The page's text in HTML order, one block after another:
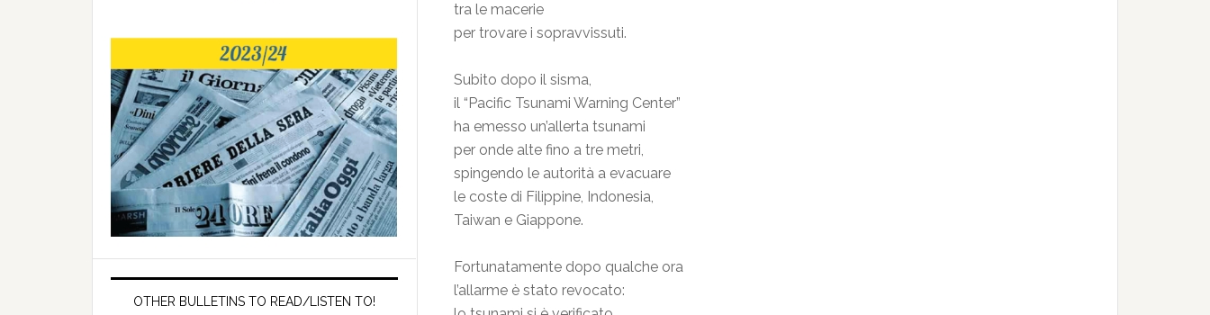
tra le macerie
per trovare i sopravvissuti.
Subito dopo il sisma,
il “Pacific Tsunami Warning Center”
ha emesso un’allerta tsunami
per onde alte fino a tre metri,
spingendo le autorità a evacuare
le coste di Filippine, Indonesia,
Taiwan e Giappone.
Fortunatamente dopo qualche ora
l’allarme è stato revocato:
OTHER BULLETINS TO READ/LISTEN TO!